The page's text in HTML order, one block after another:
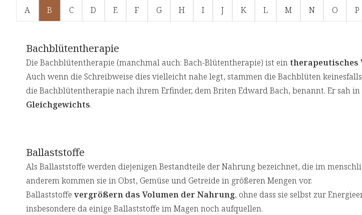
A B C D E F G H I J K L M N O P
Bachblütentherapie
Die Bachblütentherapie (manchmal auch: Bach-Blütentherapie) ist eintherapeutisches
Auch wenn die Schreibweise dies vielleicht nahe legt, stammen die Bachblüten
die Bachblütentherapie nach ihrem Erfinder, dem Briten Edward Bach, benannt. Er sah
Gleichgewichts.
Ballaststoffe
Als Ballaststoffe werden diejenigen Bestandteile der Nahrung bezeichnet, die im
anderem kommen sie in Obst, Gemüse und Getreide in größeren Mengen vor.
Ballaststoffe vergrößern das Volumen der Nahrung, ohne dass sie selbst zur
insbesondere da einige Ballaststoffe im Magen noch aufquellen.